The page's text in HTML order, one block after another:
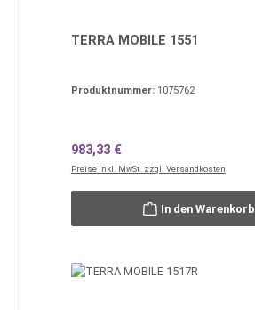
TERRA MOBILE 1551
Produktnummer: 1075762
Regulärer Preis:
983,33 €
Preise inkl. MwSt. zzgl. Versandkosten
In den Warenkorb